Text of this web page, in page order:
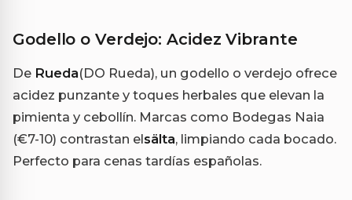
Godello o Verdejo: Acidez Vibrante
De Rueda(DO Rueda), un godello o verdejo ofrece
acidez punzante y toques herbales que elevan la
pimienta y cebollín. Marcas como Bodegas Naia
(€7-10) contrastan elsälta, limpiando cada bocado.
Perfecto para cenas tardías españolas.